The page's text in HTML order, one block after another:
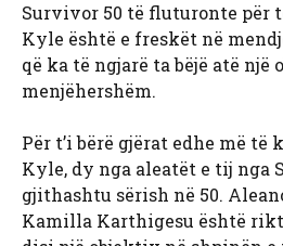
Survivor 50 të fluturonte për
Kyle është e freskët në
që ka të ngjarë ta bëjë atë një
menjëhershëm.
Për t’i bërë gjërat edhe më të
Kyle, dy nga aleatët e tij nga
gjithashtu sërish në 50.
Kamilla Karthigesu është